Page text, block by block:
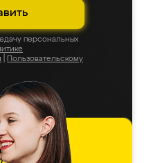
персональных
Пользовательскому